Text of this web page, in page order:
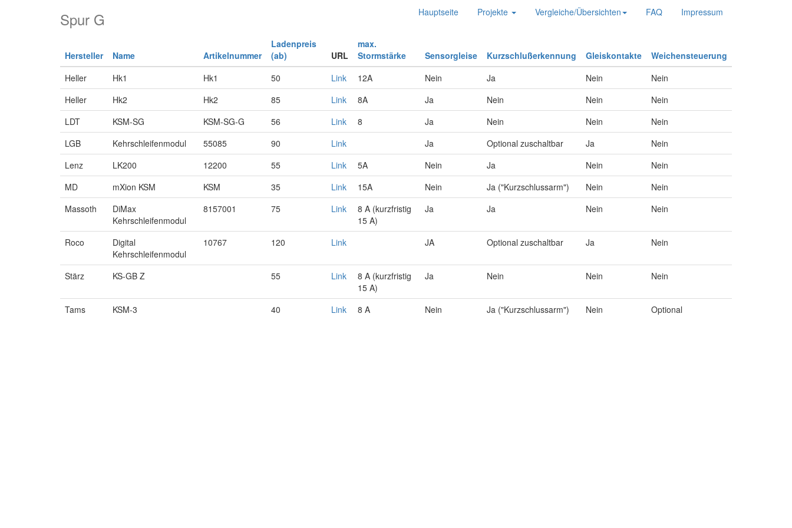
Hauptseite Projekte Vergleiche/Übersichten FAQ Impressum
Spur G
Hersteller Name Artikelnummer
Ladenpreis
(ab)
URL
max.
Stormstärke
Sensorgleise Kurzschlußerkennung Gleiskontakte
Weichensteuerung
Heller
Hk1 Hk1 50 Link 12A Nein Ja Nein
Nein
Heller
Hk2 Hk2 85 Link 8A Ja Nein Nein
Nein
LDT
KSM-SG KSM-SG-G 56 Link 8 Ja Nein Nein
Nein
LGB
Kehrschleifenmodul 55085 90 Link Ja Optional zuschaltbar Ja
Nein
Lenz
LK200 12200 55 Link 5A Nein Ja Nein
Nein
MD
mXion KSM KSM 35 Link 15A Nein Ja ("Kurzschlussarm") Nein
Nein
Massoth
DiMax
Kehrschleifenmodul
8157001 75 Link
8 A (kurzfristig
15 A)
Ja Ja Nein Nein
Roco
Digital
Kehrschleifenmodul
10767 120 Link JA Optional zuschaltbar Ja Nein
Stärz KS-GB Z 55 Link
8 A (kurzfristig
15 A)
Ja Nein Nein Nein
Tams KSM-3 40 Link 8 A Nein Ja ("Kurzschlussarm") Nein Optional